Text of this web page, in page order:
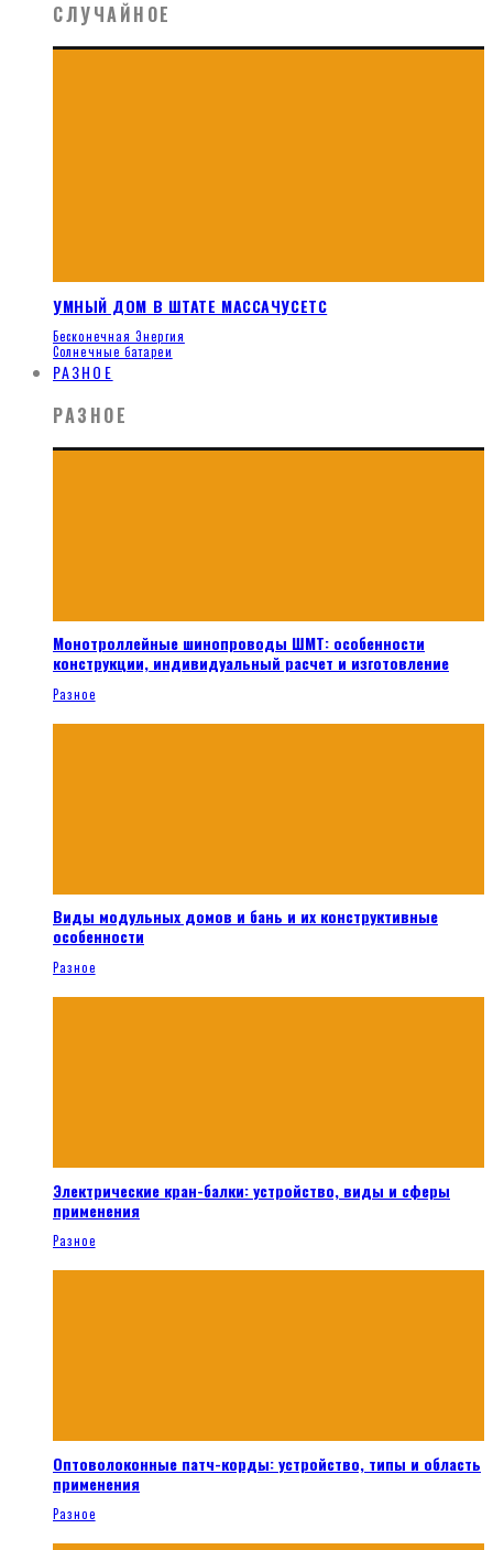
СЛУЧАЙНОЕ
УМНЫЙ ДОМ В ШТАТЕ МАССАЧУСЕТС
Бесконечная Энергия
Солнечные батареи
РАЗНОЕ
РАЗНОЕ
Монотроллейные шинопроводы ШМТ: особенности
конструкции, индивидуальный расчет и изготовление
Разное
Виды модульных домов и бань и их конструктивные
особенности
Разное
Электрические кран-балки: устройство, виды и сферы
применения
Разное
Оптоволоконные патч-корды: устройство, типы и область
применения
Разное